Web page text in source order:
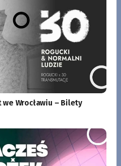
Wrocławiu – Bilety